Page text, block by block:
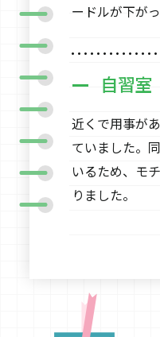
ードルが下が
自習室
近くで用事が
ていました。
いるため、モ
りました。